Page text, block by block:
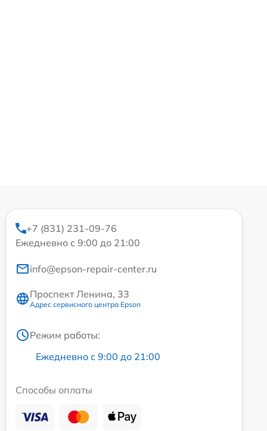
+7 (831) 231-09-76
Ежедневно с 9:00 до 21:00
info@epson-repair-center.ru
Проспект Ленина, 33
Адрес сервисного центра Epson
Режим работы:
Ежедневно с 9:00 до 21:00
Способы оплаты